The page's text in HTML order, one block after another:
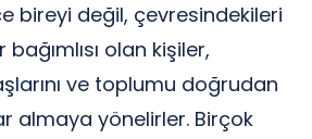
bireyi değil, çevresindekileri
olan kişiler,
ve toplumu doğrudan
almaya yönelirler. Birçok